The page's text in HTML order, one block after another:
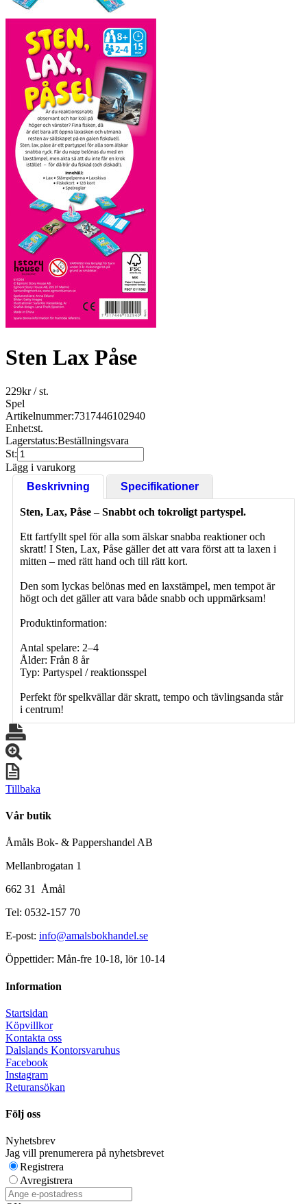
Sten Lax Påse
229kr/ st.
Spel
Artikelnummer:7317446102940
Enhet:st.
Lagerstatus:Beställningsvara
St:
Lägg i varukorg
Beskrivning
Specifikationer
Sten, Lax, Påse – Snabbt och tokroligt partyspel.
Ett fartfyllt spel för alla som älskar snabba reaktioner och
skratt! I Sten, Lax, Påse gäller det att vara först att ta laxen i
mitten – med rätt hand och till rätt kort.
Den som lyckas belönas med en laxstämpel, men tempot är
högt och det gäller att vara både snabb och uppmärksam!
Produktinformation:
Antal spelare: 2–4
Ålder: Från 8 år
Typ: Partyspel / reaktionsspel
Perfekt för spelkvällar där skratt, tempo och tävlingsanda står
i centrum!
Tillbaka
Vår butik
Åmåls Bok- & Pappershandel AB
Mellanbrogatan 1
662 31 Åmål
Tel: 0532-157 70
E-post: info@amalsbokhandel.se
Öppettider: Mån-fre 10-18, lör 10-14
Information
Startsidan
Köpvillkor
Kontakta oss
Dalslands Kontorsvaruhus
Facebook
Instagram
Returansökan
Följ oss
Nyhetsbrev
Jag vill prenumerera på nyhetsbrevet
Registrera
Avregistrera